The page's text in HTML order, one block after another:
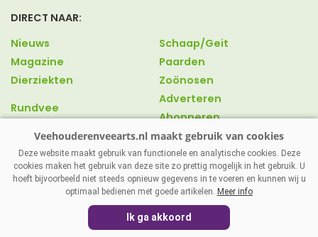
DIRECT NAAR:
Nieuws
Magazine
Dierziekten
Rundvee
Schaap/Geit
Paarden
Zoönosen
Adverteren
Abonneren
Over ons
Contact
VEEHOUDERENVEEARTS.NL|DISCLAIMER
AGRIMEDIA
Deze website maakt gebruik van functionele en analytische cookies. Deze
cookies maken het gebruik van deze site zo prettig mogelijk in het gebruik. U
hoeft bijvoorbeeld niet steeds opnieuw gegevens in te voeren en kunnen wij u
optimaal bedienen met goede artikelen. Meer info
Ik ga akkoord